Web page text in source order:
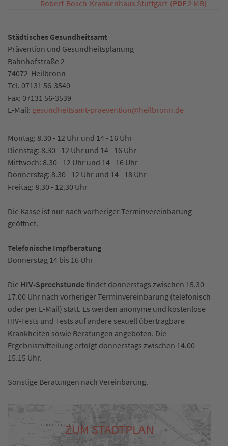
Robert-Bosch-Krankenhaus Stuttgart (PDF 2 MB)
Städtisches Gesundheitsamt
Prävention und Gesundheitsplanung
Bahnhofstraße 2
74072 Heilbronn
Tel. 07131 56-3540
Fax: 07131 56-3539
E-Mail: gesundheitsamt-praevention@heilbronn.de
Montag: 8.30 - 12 Uhr und 14 - 16 Uhr
Dienstag: 8.30 - 12 Uhr und 14 - 16 Uhr
Mittwoch: 8.30 - 12 Uhr und 14 - 16 Uhr
Donnerstag: 8.30 - 12 Uhr und 14 - 18 Uhr
Freitag: 8.30 - 12.30 Uhr
Die Kasse ist nur nach vorheriger Terminvereinbarung
geöffnet.
Telefonische Impfberatung
Donnerstag 14 bis 16 Uhr
Die HIV-Sprechstundefindet donnerstags zwischen 15.30 –
17.00 Uhr nach vorheriger Terminvereinbarung (telefonisch
oder per E-Mail) statt. Es werden anonyme und kostenlose
HIV-Tests und Tests auf andere sexuell übertragbare
Krankheiten sowie Beratungen angeboten. Die
Ergebnismitteilung erfolgt donnerstags zwischen 14.00 –
15.15 Uhr.
Sonstige Beratungen nach Vereinbarung.
ZUM STADTPLAN